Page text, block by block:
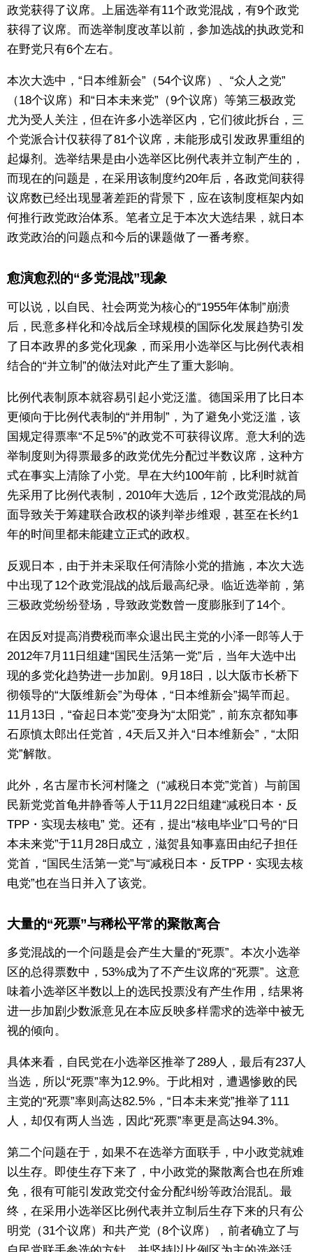
政党获得了议席。上届选举有11个政党混战，有9个政党
获得了议席。而选举制度改革以前，参加选战的执政党和
在野党只有6个左右。
本次大选中，“日本维新会”（54个议席）、“众人之党”
（18个议席）和“日本未来党”（9个议席）等第三极政党
尤为受人关注，但在许多小选举区内，它们彼此拆台，三
个党派合计仅获得了81个议席，未能形成引发政界重组的
起爆剂。选举结果是由小选举区比例代表并立制产生的，
而现在的问题是，在采用该制度约20年后，各政党间获得
议席数已经出现显著差距的背景下，应在该制度框架内如
何推行政党政治体系。笔者立足于本次大选结果，就日本
政党政治的问题点和今后的课题做了一番考察。
愈演愈烈的“多党混战”现象
可以说，以自民、社会两党为核心的“1955年体制”崩溃
后，民意多样化和冷战后全球规模的国际化发展趋势引发
了日本政界的多党化现象，而采用小选举区与比例代表相
结合的“并立制”的做法对此产生了重大影响。
比例代表制原本就容易引起小党泛滥。德国采用了比日本
更倾向于比例代表制的“并用制”，为了避免小党泛滥，该
国规定得票率“不足5%”的政党不可获得议席。意大利的选
举制度则为得票最多的政党优先分配过半数议席，这种方
式在事实上清除了小党。早在大约100年前，比利时就首
先采用了比例代表制，2010年大选后，12个政党混战的局
面导致关于筹建联合政权的谈判举步维艰，甚至在长约1
年的时间里都未能建立正式的政权。
反观日本，由于并未采取任何清除小党的措施，本次大选
中出现了12个政党混战的战后最高纪录。临近选举前，第
三极政党纷纷登场，导致政党数曾一度膨胀到了14个。
在因反对提高消费税而率众退出民主党的小泽一郎等人于
2012年7月11日组建“国民生活第一党”后，当年大选中出
现的多党化趋势进一步加剧。9月18日，以大阪市长桥下
彻领导的“大阪维新会”为母体，“日本维新会”揭竿而起。
11月13日，“奋起日本党”变身为“太阳党”，前东京都知事
石原慎太郎出任党首，4天后又并入“日本维新会”，“太阳
党”解散。
此外，名古屋市长河村隆之（“减税日本党”党首）与前国
民新党党首龟井静香等人于11月22日组建“减税日本・反
TPP・实现去核电” 党。还有，提出“核电毕业”口号的“日
本未来党”于11月28日成立，滋贺县知事嘉田由纪子担任
党首，“国民生活第一党”与“减税日本・反TPP・实现去核
电党”也在当日并入了该党。
大量的“死票”与稀松平常的聚散离合
多党混战的一个问题是会产生大量的“死票”。本次小选举
区的总得票数中，53%成为了不产生议席的“死票”。这意
味着小选举区半数以上的选民投票没有产生作用，结果将
进一步加剧少数派意见在本应反映多样需求的选举中被无
视的倾向。
具体来看，自民党在小选举区推举了289人，最后有237人
当选，所以“死票”率为12.9%。于此相对，遭遇惨败的民
主党的“死票”率则高达82.5%，“日本未来党”推举了111
人，却仅有两人当选，因此“死票”率更是高达94.3%。
第二个问题在于，如果不在选举方面联手，中小政党就难
以生存。即使生存下来了，中小政党的聚散离合也在所难
免，很有可能引发政党交付金分配纠纷等政治混乱。最
终，在采用小选举区比例代表并立制后生存下来的只有公
明党（31个议席）和共产党（8个议席），前者确立了与